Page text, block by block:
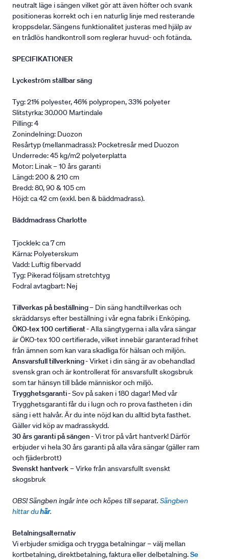
neutralt läge i sängen vilket gör att även höfter och svank
positioneras korrekt och i en naturlig linje med resterande
kroppsdelar. Sängens funktionalitet justeras med hjälp av
en trådlös handkontroll som reglerar huvud- och fotända.
SPECIFIKATIONER
Lyckeström ställbar säng
Tyg: 21% polyester, 46% polypropen, 33% polyeter
Slitstyrka: 30.000 Martindale
Pilling: 4
Zonindelning: Duozon
Resårtyp (mellanmadrass): Pocketresår med Duozon
Underrede: 45 kg/m2 polyeterplatta
Motor: Linak – 10 års garanti
Längd: 200 & 210 cm
Bredd: 80, 90 & 105 cm
Höjd: ca 42 cm (exkl. ben & bäddmadrass).
Bäddmadrass Charlotte
Tjocklek: ca 7 cm
Kärna: Polyeterskum
Vadd: Luftig fibervadd
Tyg: Pikerad följsam stretchtyg
Fodral avtagbart: Nej
Tillverkas på beställning– Din säng handtillverkas och
skräddarsys efter beställning i vår egna fabrik i Enköping.
ÖKO-tex 100 certifierat- Alla sängtygerna i alla våra sängar
är ÖKO-tex 100 certifierade, vilket innebär garanterad frihet
från ämnen som kan vara skadliga för hälsan och miljön.
Ansvarsfull tillverkning- Virket i din säng är av obehandlad
svensk gran och är kontrollerat för ansvarsfullt skogsbruk
som tar hänsyn till både människor och miljö.
Trygghetsgaranti- Sov på saken i 180 dagar! Med vår
Trygghetsgaranti får du i lugn och ro prova fastheten i din
säng i ett halvår. Är du inte nöjd kan du alltid byta fasthet.
Gäller vid köp av madrasskydd.
30 års garanti på sängen- Vi tror på vårt hantverk! Därför
erbjuder vi hela 30 års garanti på alla våra sängar (gäller ram
och fjäderbrott)
Svenskt hantverk– Virke från ansvarsfullt svenskt
skogsbruk
OBS! Sängben ingår inte och köpes till separat. Sängben
hittar duhär.
Betalningsalternativ
Vi erbjuder smidiga och trygga betalningar – välj mellan
kortbetalning, direktbetalning, faktura eller delbetalning.Se